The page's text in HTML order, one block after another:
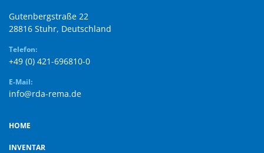
Gutenbergstraße 22
28816 Stuhr, Deutschland
Telefon:
+49 (0) 421-696810-0
E-Mail:
info@rda-rema.de
HOME
INVENTAR